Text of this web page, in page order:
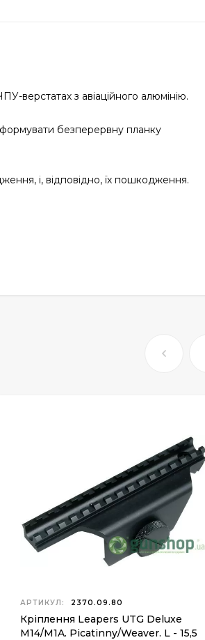
верстатах з авіаційного алюмінію.
безперервну планку
і, відповідно, їх пошкодження.
АРТИКУЛ: 2370.09.80
Кріплення Leapers UTG Deluxe
M14/M1A. Picatinny/Weaver. L - 15,5